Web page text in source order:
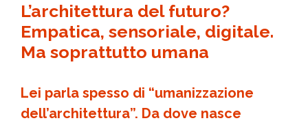
L’architettura del futuro?
Empatica, sensoriale, digitale.
Ma soprattutto umana
Lei parla spesso di “umanizzazione
dell’architettura”. Da dove nasce